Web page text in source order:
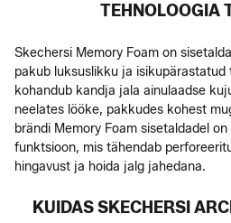
TEHNOLOOGIA
Skechersi Memory Foam on
pakub luksuslikku ja isikupärastatud
kohandub kandja jala ainulaadse
neelates lööke, pakkudes kohest
brändi Memory Foam sisetaldadel
funktsioon, mis tähendab
hingavust ja hoida jalg jahedana.
KUIDAS SKECHERSI